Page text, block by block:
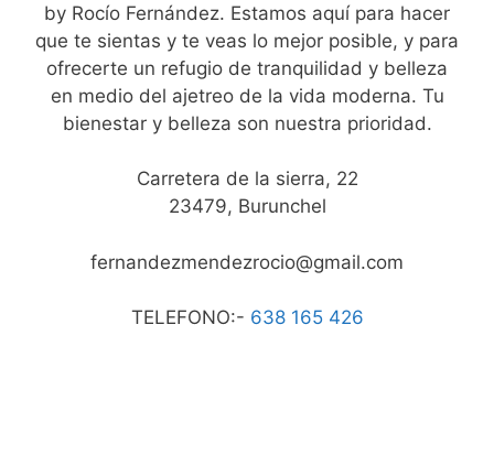
by Rocío Fernández. Estamos aquí para hacer
que te sientas y te veas lo mejor posible, y para
ofrecerte un refugio de tranquilidad y belleza
en medio del ajetreo de la vida moderna. Tu
bienestar y belleza son nuestra prioridad.
Carretera de la sierra, 22
23479, Burunchel
fernandezmendezrocio@gmail.com
TELEFONO:- 638 165 426